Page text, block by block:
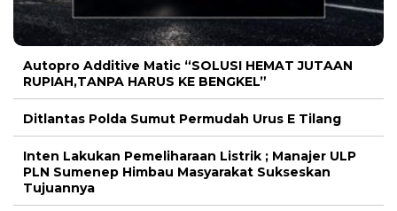
Autopro Additive Matic “SOLUSI HEMAT JUTAAN
RUPIAH,TANPA HARUS KE BENGKEL”
Ditlantas Polda Sumut Permudah Urus E Tilang
Inten Lakukan Pemeliharaan Listrik ; Manajer ULP
PLN Sumenep Himbau Masyarakat Sukseskan
Tujuannya